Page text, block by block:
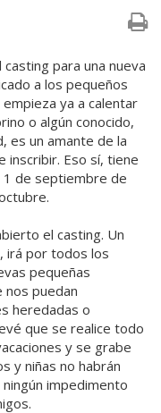
para una nueva
a los pequeños
ya a calentar
o algún conocido,
es un amante de la
inscribir. Eso sí, tiene
1 de septiembre de
el casting. Un
irá por todos los
pequeñas
nos puedan
heredadas o
que se realice todo
y se grabe
y niñas no habrán
impedimento